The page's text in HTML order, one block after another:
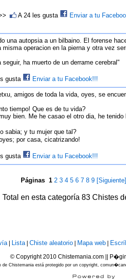
A 24 les gusta Enviar a tu
una autopsia a un bilbaino. El forense
misma operacion en la pierna y otra vez
seguir, ha muerto de un derrame cerebral"
gusta Enviar a tu Facebook!!!
amigos de toda la vida, oyes, se
tiempo! Que es de tu vida?
bien. Me he casao el otro dia, he tenido
sabia; y tu mujer que tal?
por casa, cicatrizando!
gusta Enviar a tu Facebook!!!
Páginas 1 2 3 4 5 6 7 8 9
Total en esta categoría 83 Chistes
| Lista| Chiste aleatorio| Mapa web|
© Copyright 2010 Chistemania.com ||
de Chistemania está protegido por un copyright,